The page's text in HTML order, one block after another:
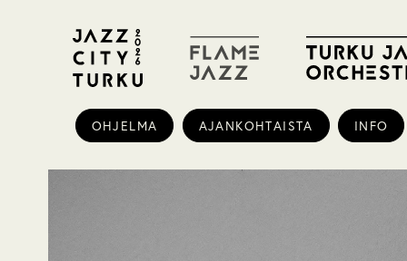
OHJELMA AJANKOHTAISTA INFO